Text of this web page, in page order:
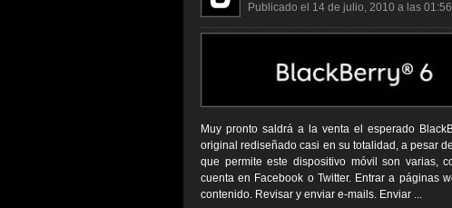
Publicado el 14 de julio, 2010 a las 01:56
Muy pronto saldrá a la venta el esperado
original rediseñado casi en su totalidad, a pesar
que permite este dispositivo móvil son varias,
cuenta en Facebook o Twitter. Entrar a páginas
contenido. Revisar y enviar e-mails. Enviar ...